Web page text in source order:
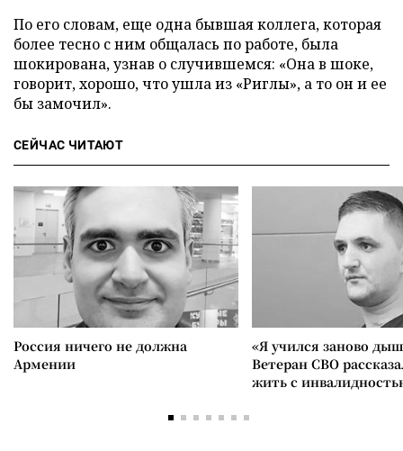
По его словам, еще одна бывшая коллега, которая
более тесно с ним общалась по работе, была
шокирована, узнав о случившемся: «Она в шоке,
говорит, хорошо, что ушла из «Риглы», а то он и ее
бы замочил».
СЕЙЧАС ЧИТАЮТ
Россия ничего не должна
Армении
«Я учился заново
Ветеран СВО
жить с